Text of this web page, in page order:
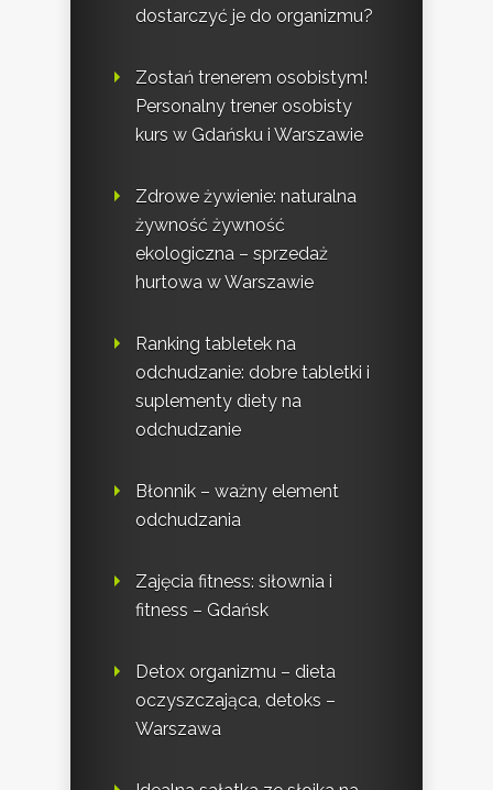
dostarczyć je do organizmu?
Zostań trenerem osobistym!
Personalny trener osobisty
kurs w Gdańsku i Warszawie
Zdrowe żywienie: naturalna
żywność żywność
ekologiczna – sprzedaż
hurtowa w Warszawie
Ranking tabletek na
odchudzanie: dobre tabletki i
suplementy diety na
odchudzanie
Błonnik – ważny element
odchudzania
Zajęcia fitness: siłownia i
fitness – Gdańsk
Detox organizmu – dieta
oczyszczająca, detoks –
Warszawa